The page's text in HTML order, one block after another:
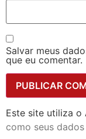
Salvar meus
que eu comentar.
Este site utiliza o
como seus